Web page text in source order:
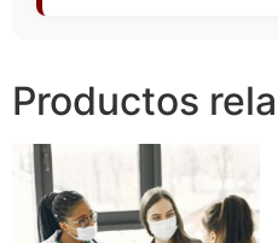
Productos